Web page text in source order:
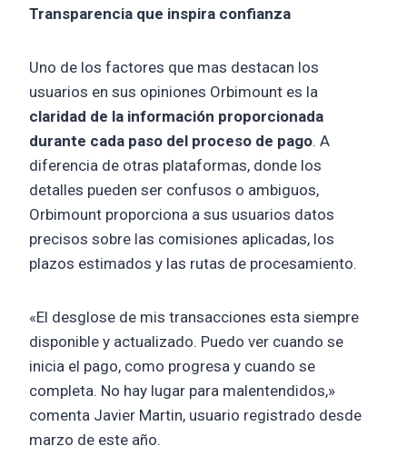
Transparencia que inspira confianza
Uno de los factores que mas destacan los
usuarios en sus opiniones Orbimount es la
claridad de la información proporcionada
durante cada paso del proceso de pago. A
diferencia de otras plataformas, donde los
detalles pueden ser confusos o ambiguos,
Orbimount proporciona a sus usuarios datos
precisos sobre las comisiones aplicadas, los
plazos estimados y las rutas de procesamiento.
«El desglose de mis transacciones esta siempre
disponible y actualizado. Puedo ver cuando se
inicia el pago, como progresa y cuando se
completa. No hay lugar para malentendidos,»
comenta Javier Martin, usuario registrado desde
marzo de este año.